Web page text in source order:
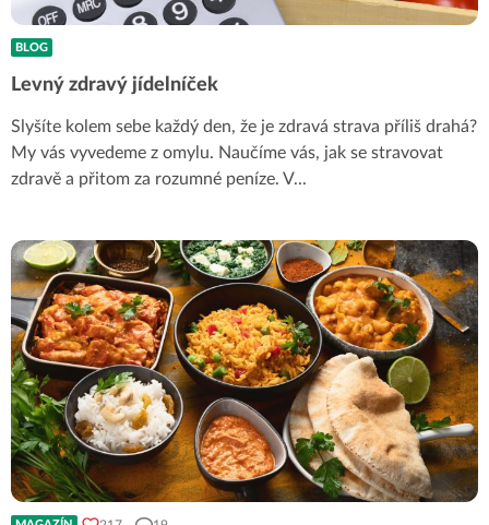
BLOG
Levný zdravý jídelníček
Slyšíte kolem sebe každý den, že je zdravá strava příliš drahá?
My vás vyvedeme z omylu. Naučíme vás, jak se stravovat
zdravě a přitom za rozumné peníze. V...